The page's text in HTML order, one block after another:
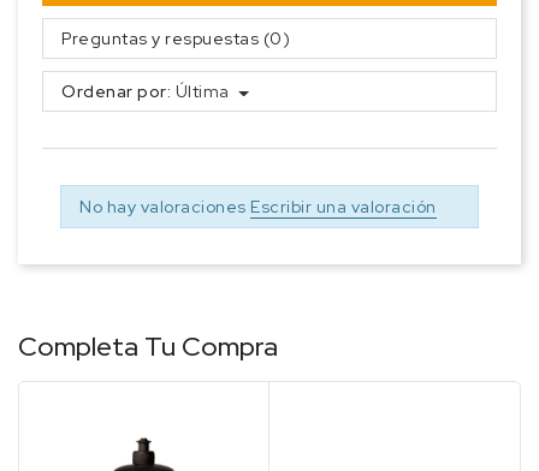
Preguntas y respuestas (0)
Ordenar por: Última
No hay valoraciones Escribir una valoración
Completa Tu Compra